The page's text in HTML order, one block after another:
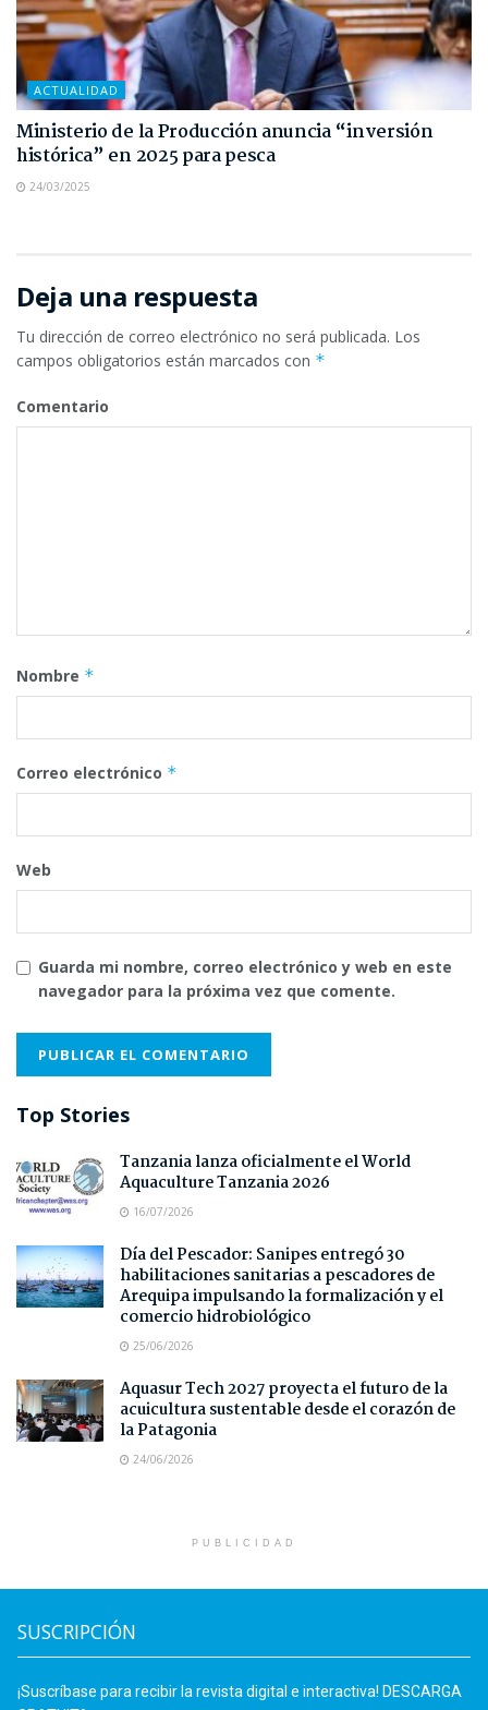
ACTUALIDAD
Ministerio de la Producción anuncia “inversión
histórica” en 2025 para pesca
24/03/2025
Deja una respuesta
Tu dirección de correo electrónico no será publicada. Los
campos obligatorios están marcados con *
Comentario
Nombre *
Correo electrónico *
Web
Guarda mi nombre, correo electrónico y web en este
navegador para la próxima vez que comente.
Top Stories
Tanzania lanza oficialmente el World
Aquaculture Tanzania 2026
16/07/2026
Día del Pescador: Sanipes entregó 30
habilitaciones sanitarias a pescadores de
Arequipa impulsando la formalización y el
comercio hidrobiológico
25/06/2026
Aquasur Tech 2027 proyecta el futuro de la
acuicultura sustentable desde el corazón de
la Patagonia
24/06/2026
PUBLICIDAD
SUSCRIPCIÓN
¡Suscríbase para recibir la revista digital e interactiva! DESCARGA